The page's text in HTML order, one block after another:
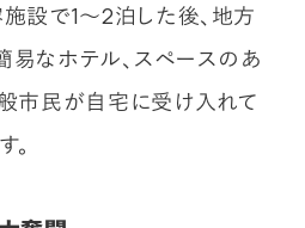
設で1～2泊した後、地方
なホテル、スペースのあ
市民が自宅に受け入れて
。